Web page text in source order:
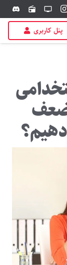
tv
radio
discord
پنل کاربری
ضعف